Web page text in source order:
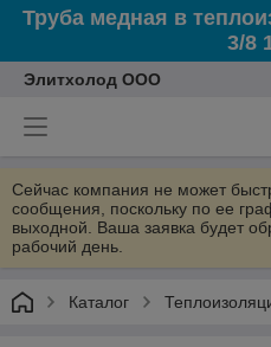
Труба медная в
3/8
Элитхолод ООО
Сейчас компания не может
сообщения, поскольку по ее
выходной. Ваша заявка будет
рабочий день.
Каталог